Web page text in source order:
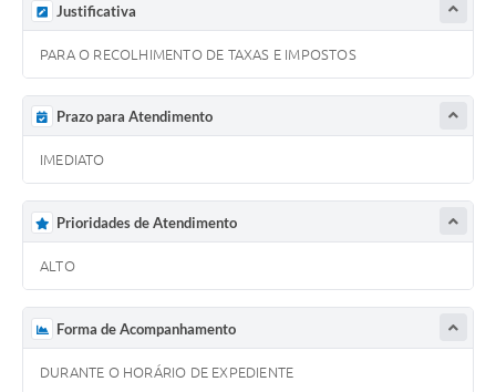
Justificativa
PARA O RECOLHIMENTO DE TAXAS E IMPOSTOS
Prazo para Atendimento
IMEDIATO
Prioridades de Atendimento
ALTO
Forma de Acompanhamento
DURANTE O HORÁRIO DE EXPEDIENTE